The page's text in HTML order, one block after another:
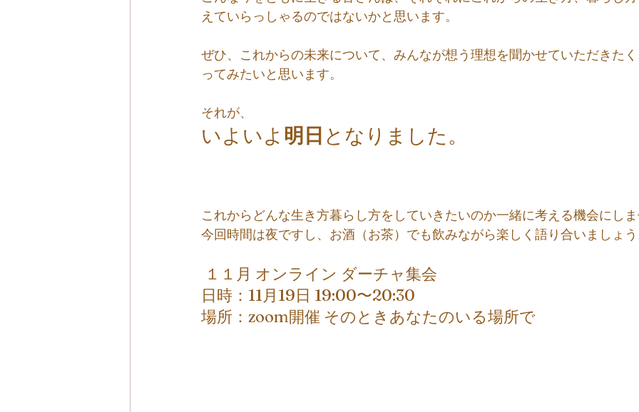
えていらっしゃるのではないかと思います。
ぜひ、これからの未来について、みんなが想う理想を聞かせていただきた
ってみたいと思います。
それが、
いよいよ 明日 となりました。
これからどんな生き方暮らし方をしていきたいのか一緒に考える機会にし
今回時間は夜ですし、お酒（お茶）でも飲みながら楽しく語り合いましょ
１１月 オンライン ダーチャ集会
日時：11月19日 19:00〜20:30
場所：zoom開催 そのときあなたのいる場所で